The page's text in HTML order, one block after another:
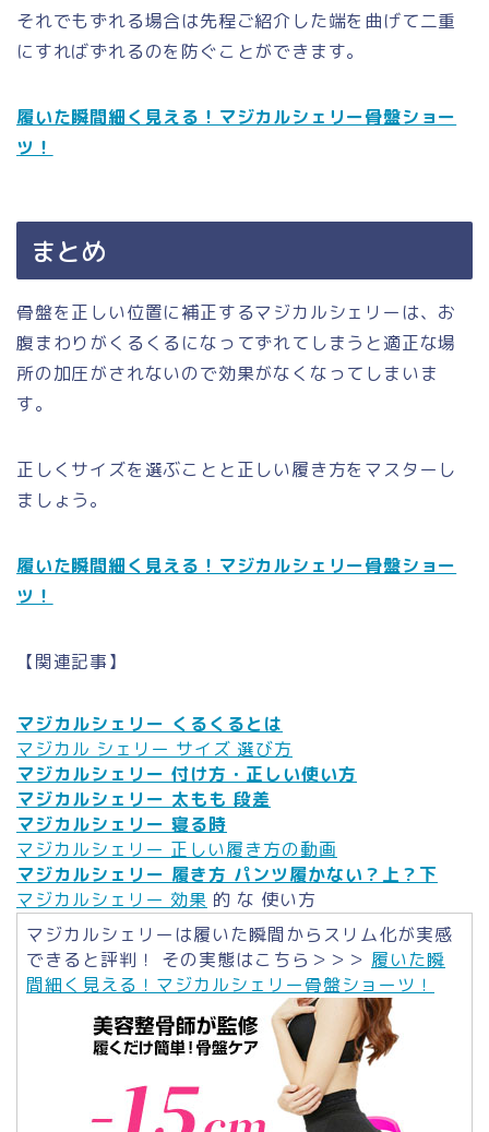
それでもずれる場合は先程ご紹介した端を曲げて二重
にすればずれるのを防ぐことができます。
履いた瞬間細く見える！マジカルシェリー骨盤ショー
ツ！
まとめ
骨盤を正しい位置に補正するマジカルシェリーは、お
腹まわりがくるくるになってずれてしまうと適正な場
所の加圧がされないので効果がなくなってしまいま
す。
正しくサイズを選ぶことと正しい履き方をマスターし
ましょう。
履いた瞬間細く見える！マジカルシェリー骨盤ショー
ツ！
【関連記事】
マジカルシェリー くるくるとは
マジカル シェリー サイズ 選び方
マジカルシェリー 付け方・正しい使い方
マジカルシェリー 太もも 段差
マジカルシェリー 寝る時
マジカルシェリー 正しい履き方の動画
マジカルシェリー 履き方 パンツ履かない？上？下
マジカルシェリー 効果 的 な 使い方
マジカルシェリーは履いた瞬間からスリム化が実感
できると評判！ その実態はこちら＞＞＞ 履いた瞬
間細く見える！マジカルシェリー骨盤ショーツ！